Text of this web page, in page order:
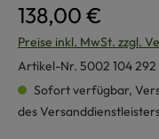
138,00 €
Preise inkl. MwSt. zzgl.
Artikel-Nr. 5002 104 292
Sofort verfügbar,
des